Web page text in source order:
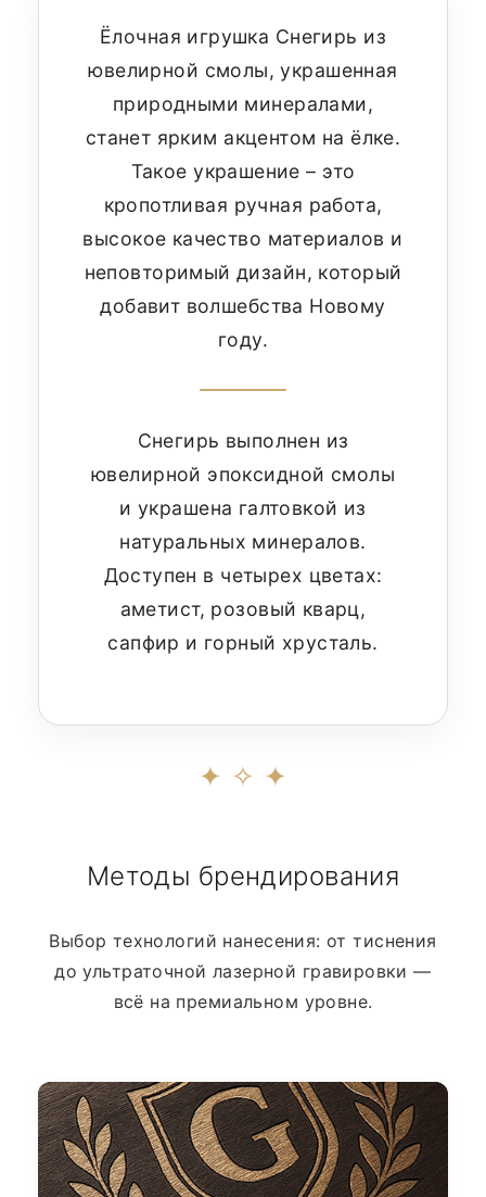
Ёлочная игрушка Снегирь из
ювелирной смолы, украшенная
природными минералами,
станет ярким акцентом на ёлке.
Такое украшение – это
кропотливая ручная работа,
высокое качество материалов и
неповторимый дизайн, который
добавит волшебства Новому
году.
Снегирь выполнен из
ювелирной эпоксидной смолы
и украшена галтовкой из
натуральных минералов.
Доступен в четырех цветах:
аметист, розовый кварц,
сапфир и горный хрусталь.
✦ ✧ ✦
Методы брендирования
Выбор технологий нанесения: от тиснения
до ультраточной лазерной гравировки —
всё на премиальном уровне.